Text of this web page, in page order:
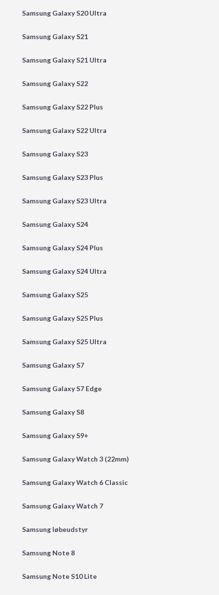
Samsung Galaxy S20 Ultra
Samsung Galaxy S21
Samsung Galaxy S21 Ultra
Samsung Galaxy S22
Samsung Galaxy S22 Plus
Samsung Galaxy S22 Ultra
Samsung Galaxy S23
Samsung Galaxy S23 Plus
Samsung Galaxy S23 Ultra
Samsung Galaxy S24
Samsung Galaxy S24 Plus
Samsung Galaxy S24 Ultra
Samsung Galaxy S25
Samsung Galaxy S25 Plus
Samsung Galaxy S25 Ultra
Samsung Galaxy S7
Samsung Galaxy S7 Edge
Samsung Galaxy S8
Samsung Galaxy S9+
Samsung Galaxy Watch 3 (22mm)
Samsung Galaxy Watch 6 Classic
Samsung Galaxy Watch 7
Samsung løbeudstyr
Samsung Note 8
Samsung Note S10 Lite